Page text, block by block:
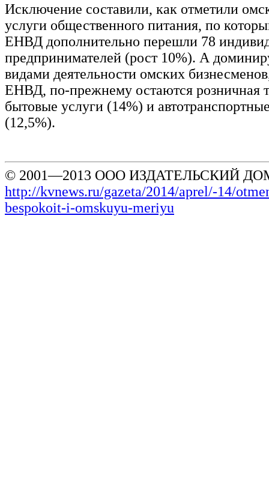
Исключение составили, как отметили
услуги общественного питания, по
ЕНВД дополнительно перешли 78
предпринимателей (рост 10%). А
видами деятельности омских
ЕНВД, по-прежнему остаются розничная
бытовые услуги (14%) и
(12,5%).
© 2001—2013 ООО ИЗДАТЕЛЬСКИЙ
http://kvnews.ru/gazeta/2014/aprel/-14/
bespokoit-i-omskuyu-meriyu